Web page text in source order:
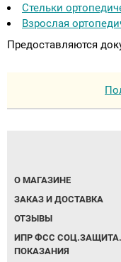
Стельки
Взрослая
Предоставляются
О МАГАЗИНЕ
ЗАКАЗ И ДОСТАВКА
ОТЗЫВЫ
ИПР ФСС
ПОКАЗАНИЯ